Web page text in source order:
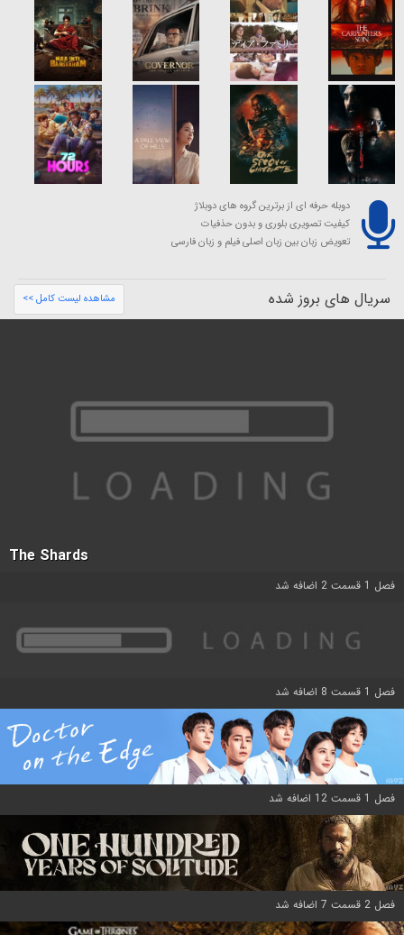
دوبله حرفه ای از برترین گروه های دوبلاژ
کیفیت تصویری بلوری و بدون حذفیات
تعویض زبان بین زبان اصلی فیلم و زبان فارسی
سریال های بروز شده مشاهده لیست کامل >>
The Shards
فصل 1 قسمت 2 اضافه شد
فصل 1 قسمت 8 اضافه شد
فصل 1 قسمت 12 اضافه شد
فصل 2 قسمت 7 اضافه شد